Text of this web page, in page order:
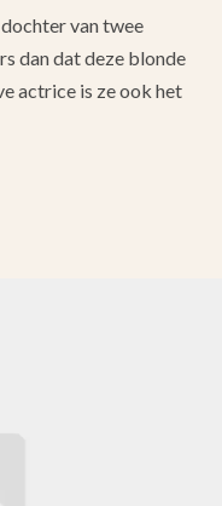
van twee
dan dat deze blonde
actrice is ze ook het